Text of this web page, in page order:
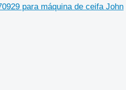
para máquina de ceifa John